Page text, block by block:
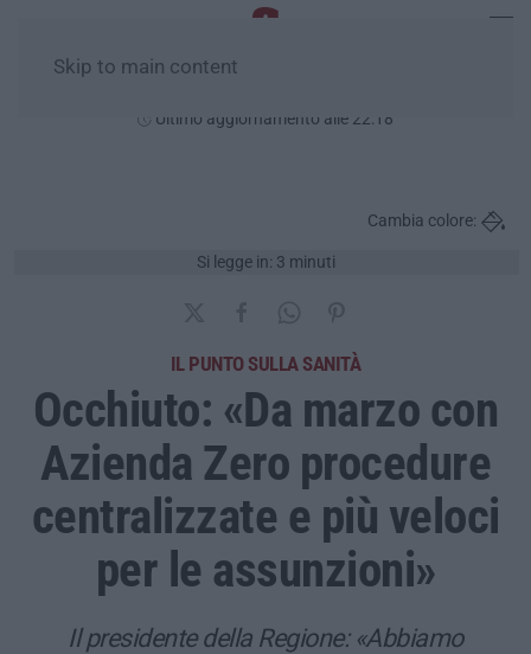
Skip to main content
Ultimo aggiornamento alle 22:18
Si legge in: 3 minuti
Cambia colore:
IL PUNTO SULLA SANITÀ
Occhiuto: «Da marzo con
Azienda Zero procedure
centralizzate e più veloci
per le assunzioni»
Il presidente della Regione: «Abbiamo